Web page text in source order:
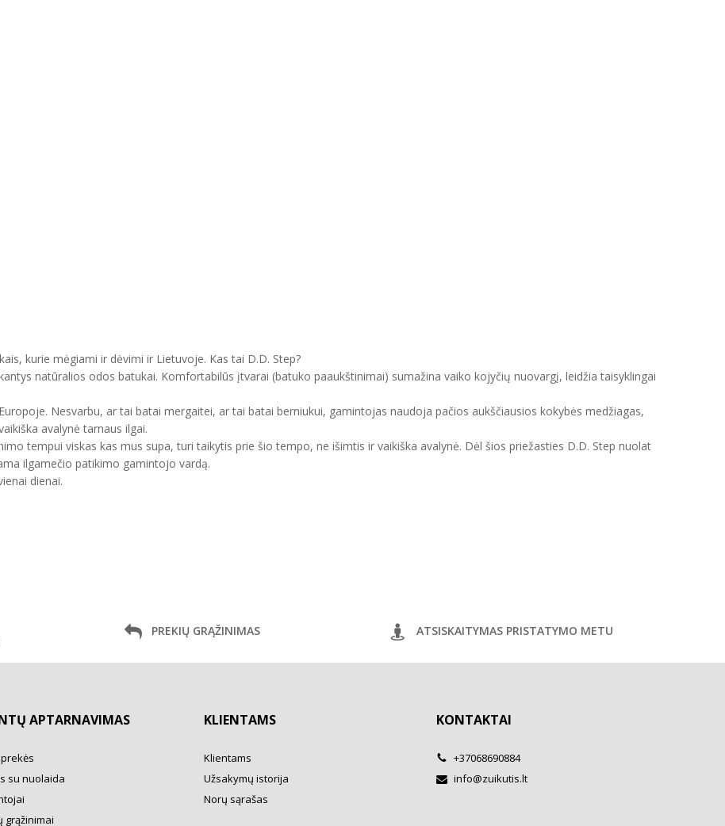
kurie mėgiami ir dėvimi ir Lietuvoje. Kas tai D.D. Step?
natūralios odos batukai. Komfortabilūs įtvarai (batuko paaukštinimai) sumažina vaiko kojyčių nuovargį, leidžia taisyklingai
Nesvarbu, ar tai batai mergaitei, ar tai batai berniukui, gamintojas naudoja pačios aukščiausios kokybės medžiagas,
avalynė tarnaus ilgai.
tempui viskas kas mus supa, turi taikytis prie šio tempo, ne išimtis ir vaikiška avalynė. Dėl šios priežasties D.D. Step nuolat
ilgamečio patikimo gamintojo vardą.
dienai.
PREKIŲ GRĄŽINIMAS ATSISKAITYMAS PRISTATYMO METU
APTARNAVIMAS
su nuolaida
grąžinimai
KLIENTAMS
Klientams
Užsakymų istorija
Norų sąrašas
KONTAKTAI
+37068690884
info@zuikutis.lt